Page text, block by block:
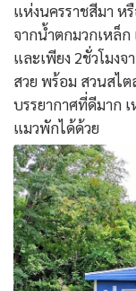
แห่งนครราชสีมา ห
จากน้ำตกมวกเหล็
และเพียง 2ชั่วโมง
สวย พร้อม สวนสไ
บรรยากาศที่ดีมาก
แมวพักได้ด้วย